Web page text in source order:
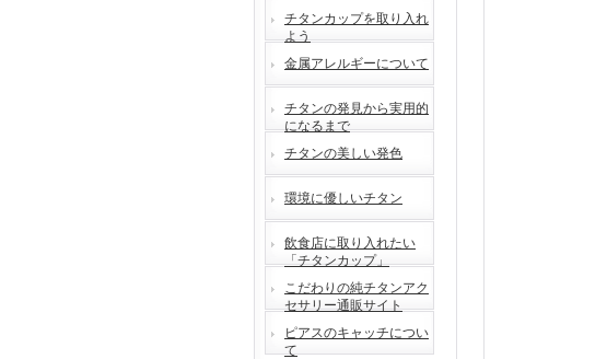
チタンカップを取り入れ
よう
金属アレルギーについて
チタンの発見から実用的
になるまで
チタンの美しい発色
環境に優しいチタン
飲食店に取り入れたい
「チタンカップ」
こだわりの純チタンアク
セサリー通販サイト
ピアスのキャッチについ
て